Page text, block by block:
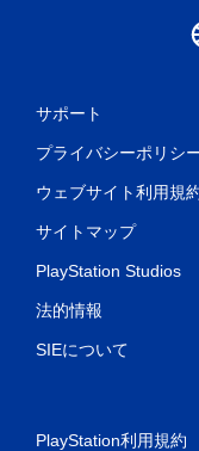
サポート
プライバシーポリシ
ウェブサイト利用規
サイトマップ
PlayStation Studios
法的情報
SIEについて
PlayStation利用規約